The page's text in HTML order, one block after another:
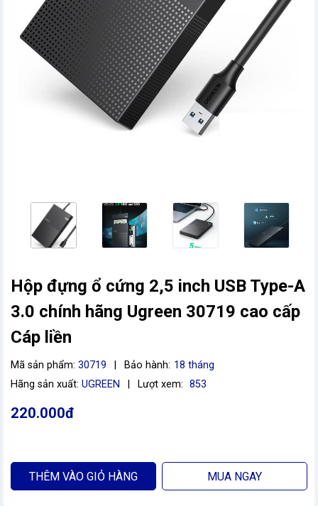
Hộp đựng ổ cứng 2,5 inch USB Type-A
3.0 chính hãng Ugreen 30719 cao cấp
Cáp liền
Mã sản phẩm: 30719 Bảo hành: 18 tháng
Hãng sản xuất: UGREEN Lượt xem: 853
220.000đ
THÊM VÀO GIỎ HÀNG MUA NGAY